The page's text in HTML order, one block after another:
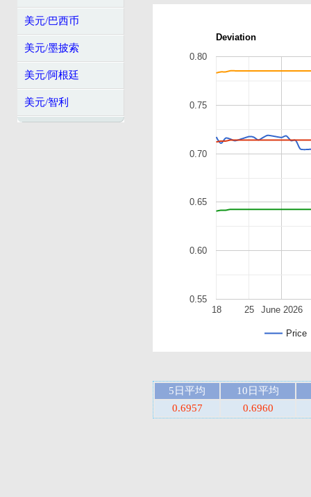
美元/巴西币
美元/墨披索
美元/阿根廷
美元/智利
Deviation
Price
June 2026
18 25
0.55
0.60
0.65
0.70
0.75
0.80
5日平均
10日平均
0.6957
0.6960